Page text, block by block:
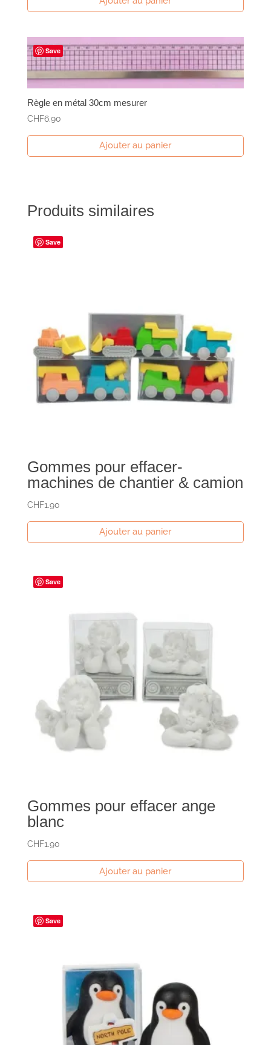
était :
est :
Save
Règle en métal 30cm mesurer
CHF6.90
Ajouter au panier
Produits similaires
Save
Gommes pour effacer-
machines de chantier & camion
CHF1.90
Ajouter au panier
Save
Gommes pour effacer ange
blanc
CHF1.90
Ajouter au panier
Save